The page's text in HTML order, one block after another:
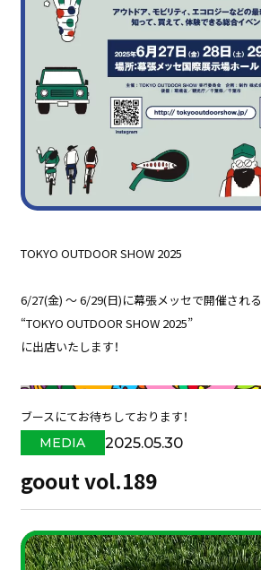
TOKYO OUTDOOR SHOW 2025
6/27(金) 〜 6/29(日)に幕張メッセで開催される
“TOKYO OUTDOOR SHOW 2025”
に出店いたします！
ブースにてお待ちしております！
MEDIA 2025.05.30
goout vol.189